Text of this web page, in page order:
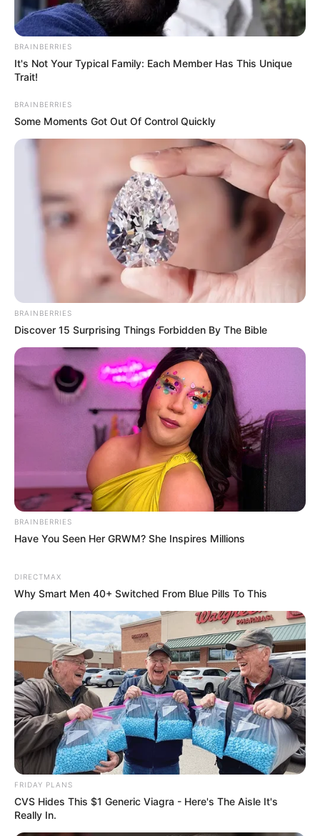
He Rewrote His Love Life In 15 Minutes—Wife's
Shock Says It All
DIRECTMAX
50+ Man's Ultimate Comeback: 36-Hour Power,
Zero Weakness
Japan's Oldest Doctors Say Memory Loss Isn't
Age: Just Stop Drinking These 3 Beverages
NEUROMIND PRO
BRAINBERRIES
It's Not Your Typical Family: Each Member Has This Unique
Trait!
BRAINBERRIES
Some Moments Got Out Of Control Quickly
BRAINBERRIES
Discover 15 Surprising Things Forbidden By The Bible
BRAINBERRIES
Have You Seen Her GRWM? She Inspires Millions
DIRECTMAX
Why Smart Men 40+ Switched From Blue Pills To This
FRIDAY PLANS
CVS Hides This $1 Generic Viagra - Here's The Aisle It's
Really In.